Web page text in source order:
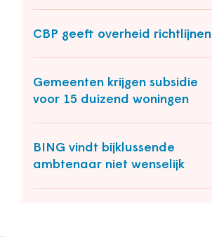
CBP geeft overheid richtlijnen
Gemeenten krijgen subsidie
voor 15 duizend woningen
BING vindt bijklussende
ambtenaar niet wenselijk